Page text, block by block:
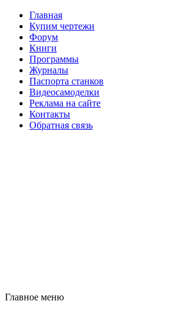
Главная
Купим чертежи
Форум
Книги
Программы
Журналы
Паспорта станков
Видеосамоделки
Реклама на сайте
Контакты
Обратная связь
Главное меню